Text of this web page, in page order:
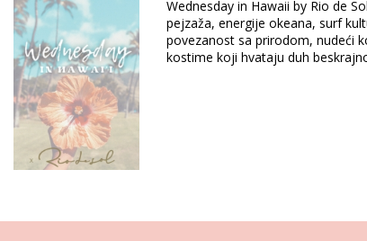
UV zaštita: UPF 50+
Odsek: Zensko, Donji deo
Pakovanje uključuje: 1 x Donji deo (Drugi pribor koji nije
HS CODE: 6112.41.0010
SKU: 1981124886
EAN: XS (7899810394460), S (7899810394477), M
Težina: 45g / 0.1lb / 1.59oz
Retuširane fotografije
Uputstva za negu za: Wednesday in Hawaii by
Wednesday in Hawaii by Rio de
pejzaža, energije okeana, surf
povezanost sa prirodom, nudeći
kostime koji hvataju duh